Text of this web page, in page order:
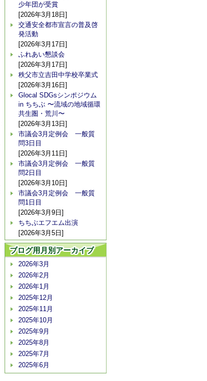
少年団が受賞
[2026年3月18日]
交通安全都市宣言の普及啓
発活動
[2026年3月17日]
ふれあい懇談会
[2026年3月17日]
秩父市立吉田中学校卒業式
[2026年3月16日]
Glocal SDGsシンポジウム
in ちちぶ 〜流域の地域循環
共生圏・荒川〜
[2026年3月13日]
市議会3月定例会 一般質
問3日目
[2026年3月11日]
市議会3月定例会 一般質
問2日目
[2026年3月10日]
市議会3月定例会 一般質
問1日目
[2026年3月9日]
ちちぶエフエム出演
[2026年3月5日]
ブログ用月別アーカイブ
2026年3月
2026年2月
2026年1月
2025年12月
2025年11月
2025年10月
2025年9月
2025年8月
2025年7月
2025年6月